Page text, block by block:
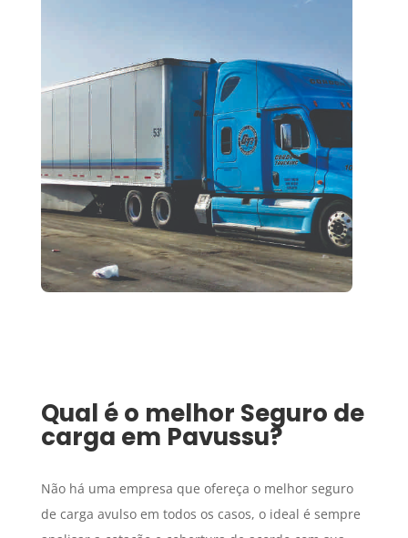
Qual é o melhor Seguro de
carga em Pavussu?
Não há uma empresa que ofereça o melhor seguro
de carga avulso em todos os casos, o ideal é sempre